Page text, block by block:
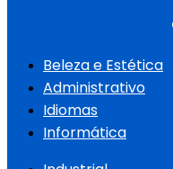
Beleza e Estética
Administrativo
Idiomas
Informática